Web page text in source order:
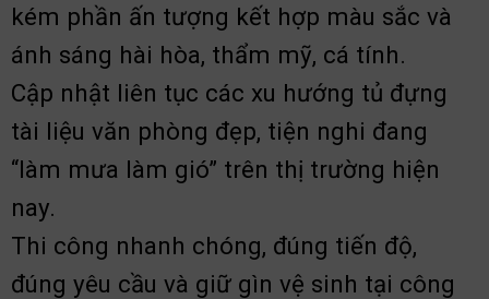
kém phần ấn tượng kết hợp màu sắc và
ánh sáng hài hòa, thẩm mỹ, cá tính.
Cập nhật liên tục các xu hướng tủ đựng
tài liệu văn phòng đẹp, tiện nghi đang
“làm mưa làm gió” trên thị trường hiện
nay.
Thi công nhanh chóng, đúng tiến độ,
đúng yêu cầu và giữ gìn vệ sinh tại công